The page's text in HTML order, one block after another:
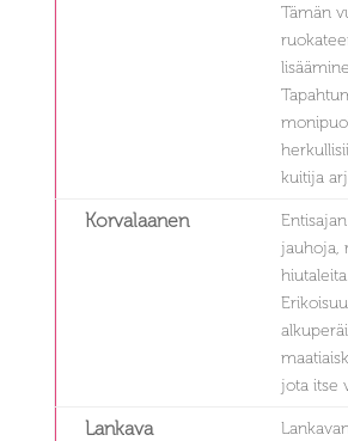
Tämän
kuitija
Korvalaanen
jauhoja,
hiutaleita.
jota itse
Lankava